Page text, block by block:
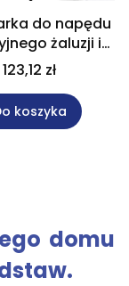
do napędu
żaluzji i
rolet
123,12 zł
koszyka
domu